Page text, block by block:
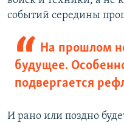
событий середины
На прошлом
будущее.
подвергается
И рано или поздно